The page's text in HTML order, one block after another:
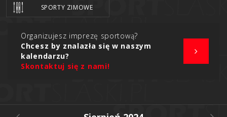
SPORTY ZIMOWE
Organizujesz imprezę sportową?
Chcesz by znalazła się w naszym
kalendarzu?
Skontaktuj się z nami!